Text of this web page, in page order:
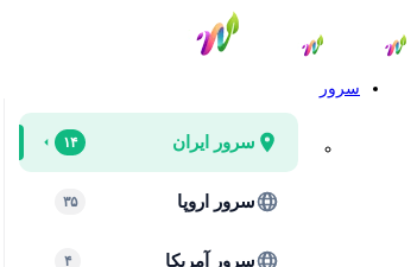
سرور
سرور ایران ۱۴
سرور اروپا ۳۵
سرور آمریکا ۴